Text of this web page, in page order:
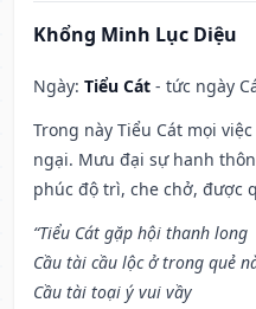
Khổng Minh Lục Diệu
Ngày: Tiểu Cát - tức ngày
Trong này Tiểu Cát mọi
ngại. Mưu đại sự hanh
phúc độ trì, che chở, được
“Tiểu Cát gặp hội thanh long
Cầu tài cầu lộc ở trong quẻ
Cầu tài toại ý vui vầy